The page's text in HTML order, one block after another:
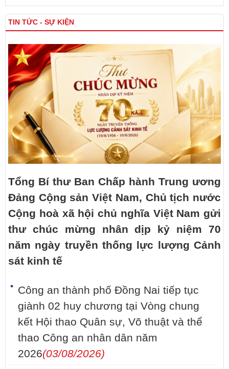
TIN TỨC - SỰ KIỆN
Tổng Bí thư Ban Chấp hành Trung ương
Đảng Cộng sản Việt Nam, Chủ tịch nước
Cộng hoà xã hội chủ nghĩa Việt Nam gửi
thư chúc mừng nhân dịp kỷ niệm 70
năm ngày truyền thống lực lượng Cảnh
sát kinh tế
Công an thành phố Đồng Nai tiếp tục
giành 02 huy chương tại Vòng chung
kết Hội thao Quân sự, Võ thuật và thể
thao Công an nhân dân năm
2026(03/08/2026)